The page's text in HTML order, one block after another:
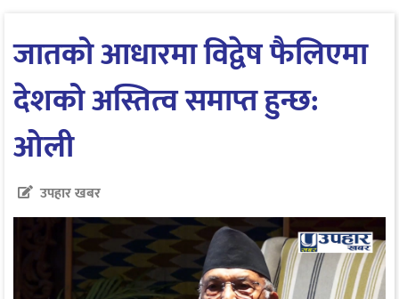
जातको आधारमा विद्वेष फैलिएमा
देशको अस्तित्व समाप्त हुन्छ:
ओली
उपहार खबर